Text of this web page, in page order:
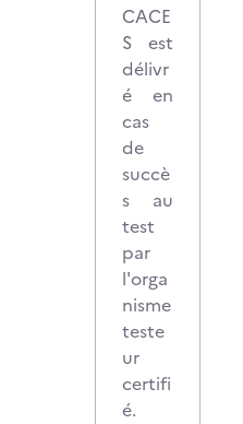
CACE
S est
délivr
é en
cas
de
succè
s au
test
par
l'orga
nisme
teste
ur
certifi
é.